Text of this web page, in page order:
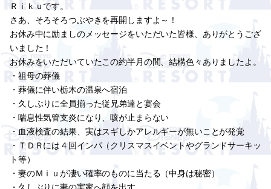
Ｒｉｋｕです。
さあ、そろそろつぶやきを再開しますよ～！
お休み中に励ましのメッセージをいただいた皆様、ありがとうござ
いました！
お休みをいただいていたこの約半月の間、結構色々ありましたよ。
・祖母の葬儀
・葬儀に伴い栃木の温泉へ宿泊
・久しぶりに全員揃った従兄弟達と宴会
・喘息性気管支炎になり、咳が止まらない
・血液検査の結果、実はスギしかアレルギーが無いことが発覚
・ＴＤＲには４回インパ（クリスマスイベントやグランドサーキッ
ト等）
・妻のＭｉｕが凄い確率のものに当たる（中身は秘密）